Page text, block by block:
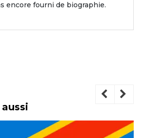
encore fourni de biographie.